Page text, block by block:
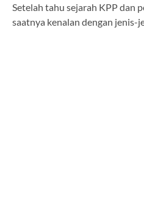
Setelah tahu sejarah KPP dan
saatnya kenalan dengan jenis-